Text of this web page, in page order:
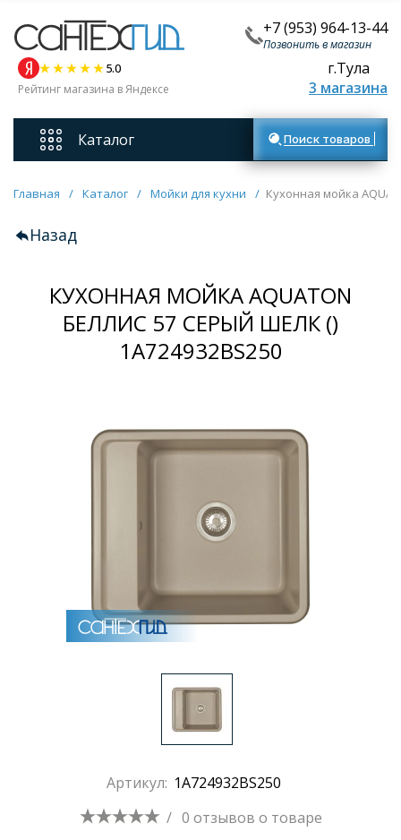
+7 (953) 964-13-44
Позвонить в магазин
5.0
Рейтинг магазина в Яндексе
г.Тула
3 магазина
Каталог
Смесители
Унитазы
Мебель для ванных комнат
Раковины
Аксессуары для ванных комнат
Душевые поддоны
Трапы для душевых
Поиск товаров
Главная / Каталог / Мойки для кухни / Кухонная мойка
Назад
КУХОННАЯ МОЙКА AQUATON
БЕЛЛИС 57 СЕРЫЙ ШЕЛК ()
1A724932BS250
Артикул: 1A724932BS250
/ 0 отзывов о товаре